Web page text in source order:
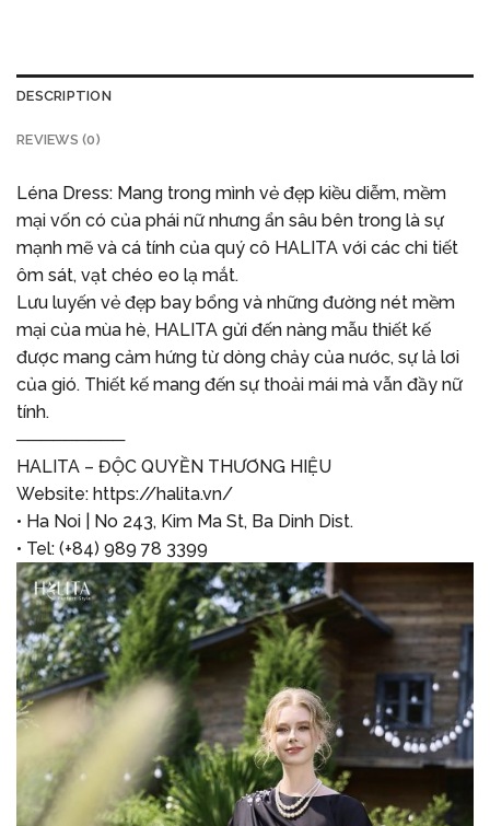
DESCRIPTION
REVIEWS (0)
Léna Dress: Mang trong mình vẻ đẹp kiều diễm, mềm
mại vốn có của phái nữ nhưng ẩn sâu bên trong là sự
mạnh mẽ và cá tính của quý cô HALITA với các chi tiết
ôm sát, vạt chéo eo lạ mắt.
Lưu luyến vẻ đẹp bay bổng và những đường nét mềm
mại của mùa hè, HALITA gửi đến nàng mẫu thiết kế
được mang cảm hứng từ dòng chảy của nước, sự lả lơi
của gió. Thiết kế mang đến sự thoải mái mà vẫn đầy nữ
tính.
─────────
HALITA – ĐỘC QUYỀN THƯƠNG HIỆU
Website: https://halita.vn/
• Ha Noi | No 243, Kim Ma St, Ba Dinh Dist.
• Tel: (+84) 989 78 3399